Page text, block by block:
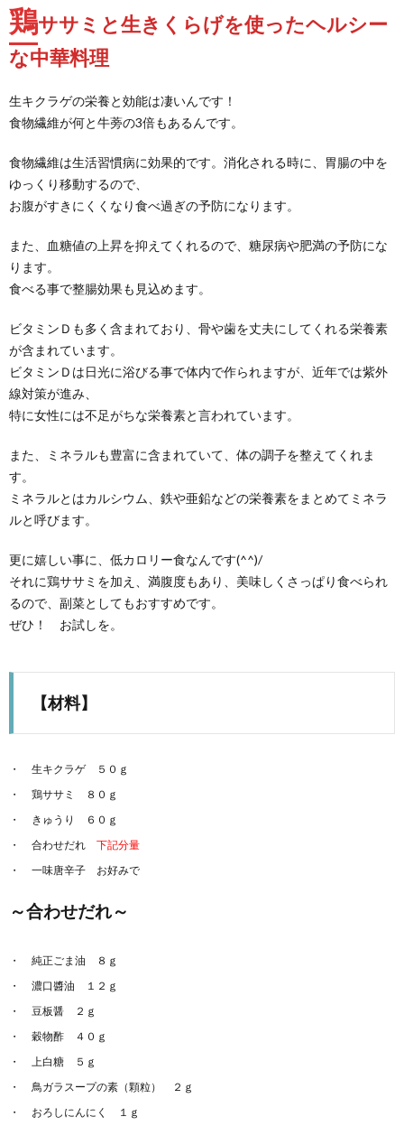
鶏ササミと生きくらげを使ったヘルシー
な中華料理
生キクラゲの栄養と効能は凄いんです！
食物繊維が何と牛蒡の3倍もあるんです。
食物繊維は生活習慣病に効果的です。消化される時に、胃腸の中を
ゆっくり移動するので、
お腹がすきにくくなり食べ過ぎの予防になります。
また、血糖値の上昇を抑えてくれるので、糖尿病や肥満の予防にな
ります。
食べる事で整腸効果も見込めます。
ビタミンＤも多く含まれており、骨や歯を丈夫にしてくれる栄養素
が含まれています。
ビタミンＤは日光に浴びる事で体内で作られますが、近年では紫外
線対策が進み、
特に女性には不足がちな栄養素と言われています。
また、ミネラルも豊富に含まれていて、体の調子を整えてくれま
す。
ミネラルとはカルシウム、鉄や亜鉛などの栄養素をまとめてミネラ
ルと呼びます。
更に嬉しい事に、低カロリー食なんです(^^)/
それに鶏ササミを加え、満腹度もあり、美味しくさっぱり食べられ
るので、副菜としてもおすすめです。
ぜひ！ お試しを。
【材料】
生キクラゲ ５０ｇ
鶏ササミ ８０ｇ
きゅうり ６０ｇ
合わせだれ 下記分量
一味唐辛子 お好みで
～合わせだれ～
純正ごま油 ８ｇ
濃口醬油 １２ｇ
豆板醤 ２ｇ
穀物酢 ４０ｇ
上白糖 ５ｇ
鳥ガラスープの素（顆粒） ２ｇ
おろしにんにく １ｇ